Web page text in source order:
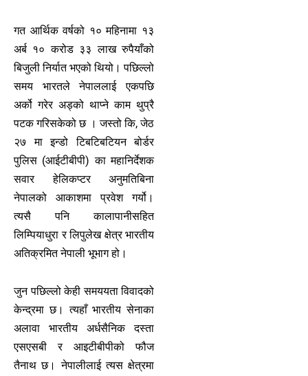
गत आर्थिक वर्षको १० महिनामा १३
अर्ब १० करोड ३३ लाख रुपैयाँको
बिजुली निर्यात भएको थियो। पछिल्लो
समय भारतले नेपाललाई एकपछि
अर्को गरेर अड्को थाप्ने काम थुप्रै
पटक गरिसकेको छ । जस्तो कि, जेठ
२७ मा इन्डो टिबटिबटियन बोर्डर
पुलिस (आईटीबीपी) का महानिर्देशक
सवार हेलिकप्टर अनुमतिबिना
नेपालको आकाशमा प्रवेश गर्यो।
त्यसै पनि कालापानीसहित
लिम्पियाधुरा र लिपुलेख क्षेत्र भारतीय
अतिक्रमित नेपाली भूभाग हो।
जुन पछिल्लो केही समययता विवादको
केन्द्रमा छ। त्यहाँ भारतीय सेनाका
अलावा भारतीय अर्धसैनिक दस्ता
एसएसबी र आइटीबीपीको फौज
तैनाथ छ। नेपालीलाई त्यस क्षेत्रमा